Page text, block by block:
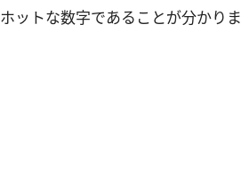
ットな数字であることが分かりま